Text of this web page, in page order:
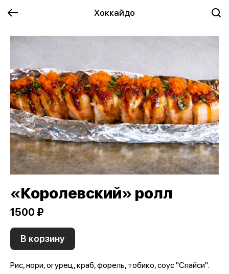
Хоккайдо
«Королевский» ролл
1500 ₽
В корзину
Рис, нори, огурец, краб, форель, тобико, соус "Спайси".